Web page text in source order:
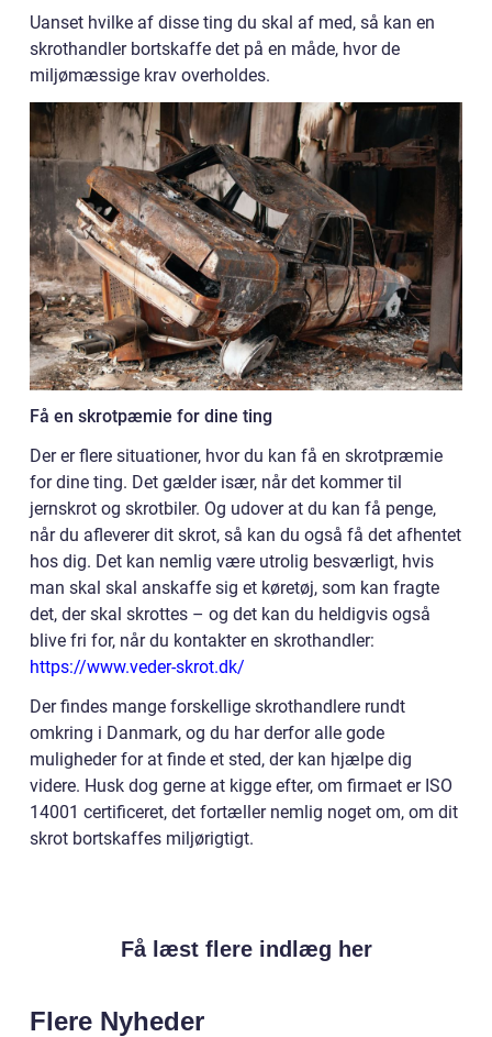
Uanset hvilke af disse ting du skal af med, så kan en
skrothandler bortskaffe det på en måde, hvor de
miljømæssige krav overholdes.
Få en skrotpæmie for dine ting
Der er flere situationer, hvor du kan få en skrotpræmie
for dine ting. Det gælder især, når det kommer til
jernskrot og skrotbiler. Og udover at du kan få penge,
når du afleverer dit skrot, så kan du også få det afhentet
hos dig. Det kan nemlig være utrolig besværligt, hvis
man skal skal anskaffe sig et køretøj, som kan fragte
det, der skal skrottes – og det kan du heldigvis også
blive fri for, når du kontakter en skrothandler:
https://www.veder-skrot.dk/
Der findes mange forskellige skrothandlere rundt
omkring i Danmark, og du har derfor alle gode
muligheder for at finde et sted, der kan hjælpe dig
videre. Husk dog gerne at kigge efter, om firmaet er ISO
14001 certificeret, det fortæller nemlig noget om, om dit
skrot bortskaffes miljørigtigt.
Få læst flere indlæg her
Flere Nyheder